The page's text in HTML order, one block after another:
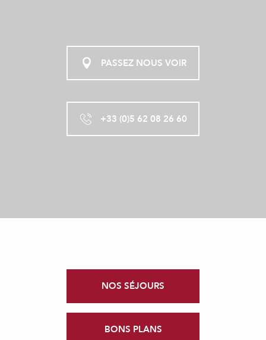
PASSEZ NOUS VOIR
+33 (0)5 62 08 26 60
NOS SÉJOURS
BONS PLANS